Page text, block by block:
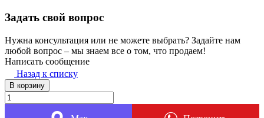
Задать свой вопрос
Нужна консультация или не можете выбрать? Задайте нам
любой вопрос – мы знаем все о том, что продаем!
Написать сообщение
Назад к списку
В корзину